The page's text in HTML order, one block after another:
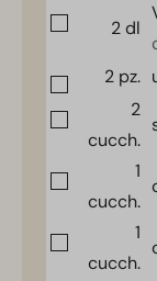
2dl
2 pz.
2
cucch.
1
cucch.
1
cucch.